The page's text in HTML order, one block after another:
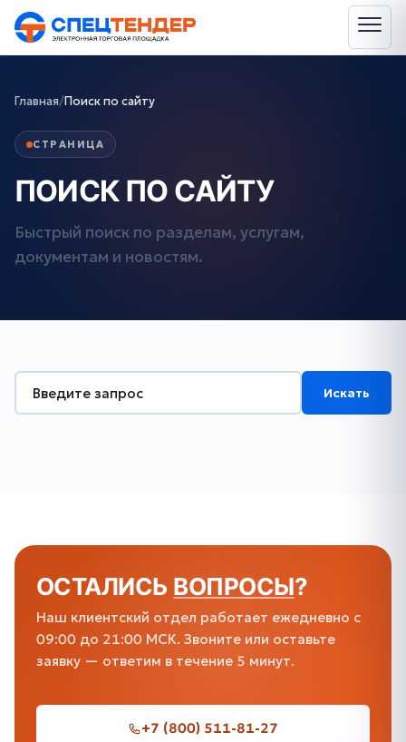
Главная/Поиск по сайту
СТРАНИЦА
ПОИСК ПО САЙТУ
Быстрый поиск по разделам, услугам,
документам и новостям.
Искать
ОСТАЛИСЬ ВОПРОСЫ?
Наш клиентский отдел работает ежедневно с
09:00 до 21:00 МСК. Звоните или оставьте
заявку — ответим в течение 5 минут.
+7 (800) 511-81-27